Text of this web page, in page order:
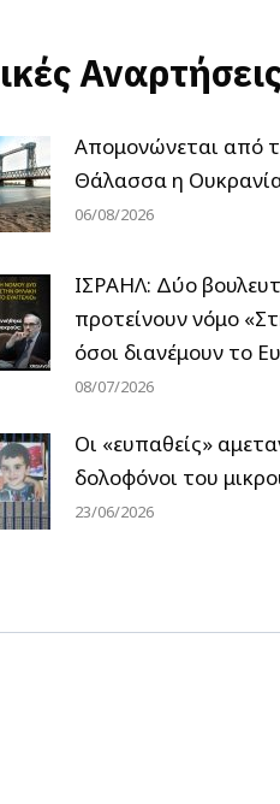
Απομονώνεται από
Θάλασσα η
06/08/2026
ΙΣΡΑΗΛ: Δύο
προτείνουν νόμο
όσοι διανέμουν το
08/07/2026
Οι «ευπαθείς»
δολοφόνοι του
23/06/2026